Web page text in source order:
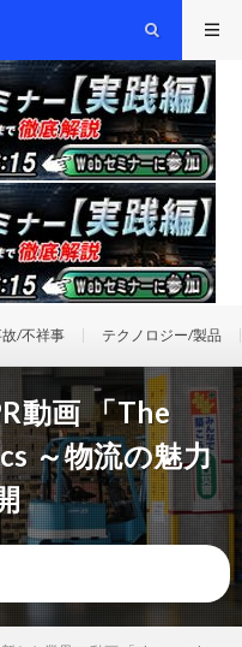
/不祥事 テクノロジー/製品
動画 「The
～物流の魅力